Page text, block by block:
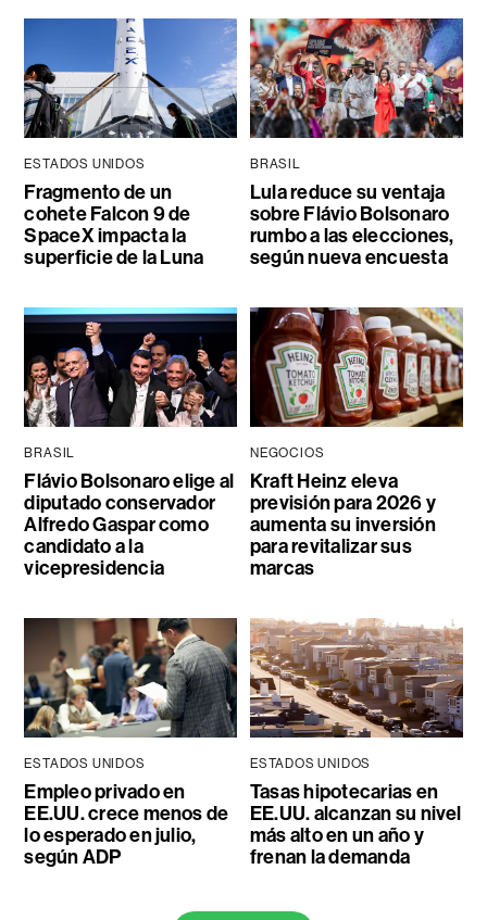
ESTADOS UNIDOS
Fragmento de un
cohete Falcon 9 de
SpaceX impacta la
superficie de la Luna
BRASIL
Lula reduce su ventaja
sobre Flávio Bolsonaro
rumbo a las elecciones,
según nueva encuesta
BRASIL
Flávio Bolsonaro elige al
diputado conservador
Alfredo Gaspar como
candidato a la
vicepresidencia
NEGOCIOS
Kraft Heinz eleva
previsión para 2026 y
aumenta su inversión
para revitalizar sus
marcas
ESTADOS UNIDOS
Empleo privado en
EE.UU. crece menos de
lo esperado en julio,
según ADP
ESTADOS UNIDOS
Tasas hipotecarias en
EE.UU. alcanzan su nivel
más alto en un año y
frenan la demanda